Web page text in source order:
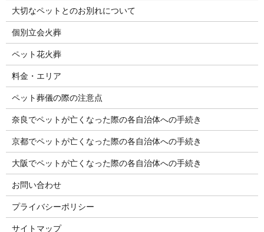
大切なペットとのお別れについて
個別立会火葬
ペット花火葬
料金・エリア
ペット葬儀の際の注意点
奈良でペットが亡くなった際の各自治体への手続き
京都でペットが亡くなった際の各自治体への手続き
大阪でペットが亡くなった際の各自治体への手続き
お問い合わせ
プライバシーポリシー
サイトマップ